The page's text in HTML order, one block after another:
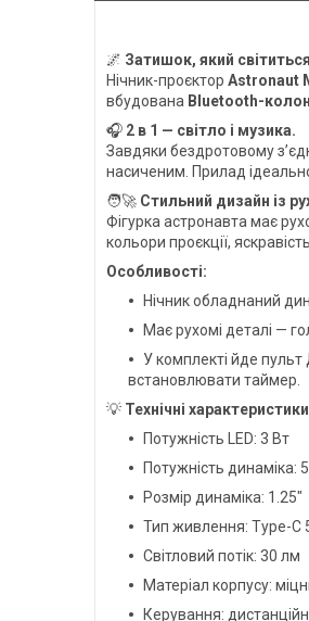
🌌 Затишок, який
Нічник-проєктор Astronaut
вбудована Bluetooth-
🎧 2 в 1 — світло і музика.
Завдяки бездротовому
насиченим. Прилад
🧑‍🚀 Стильний дизайн із
Фігурка астронавта має
кольори проєкції,
Особливості:
Нічник обладнаний
Має рухомі деталі —
У комплекті йде
встановлювати таймер.
💡 Технічні
Потужність LED: 3 Вт
Потужність динаміка:
Розмір динаміка: 1.25"
Тип живлення: Type-C
Світловий потік: 30 лм
Матеріал корпусу:
Керування: